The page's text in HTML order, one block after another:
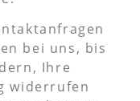
bei uns, bis
Ihre
widerrufen